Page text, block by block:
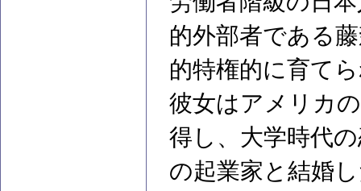
的外部者である
的特権的に育て
彼女はアメリカ
得し、大学時代
の起業家と結婚